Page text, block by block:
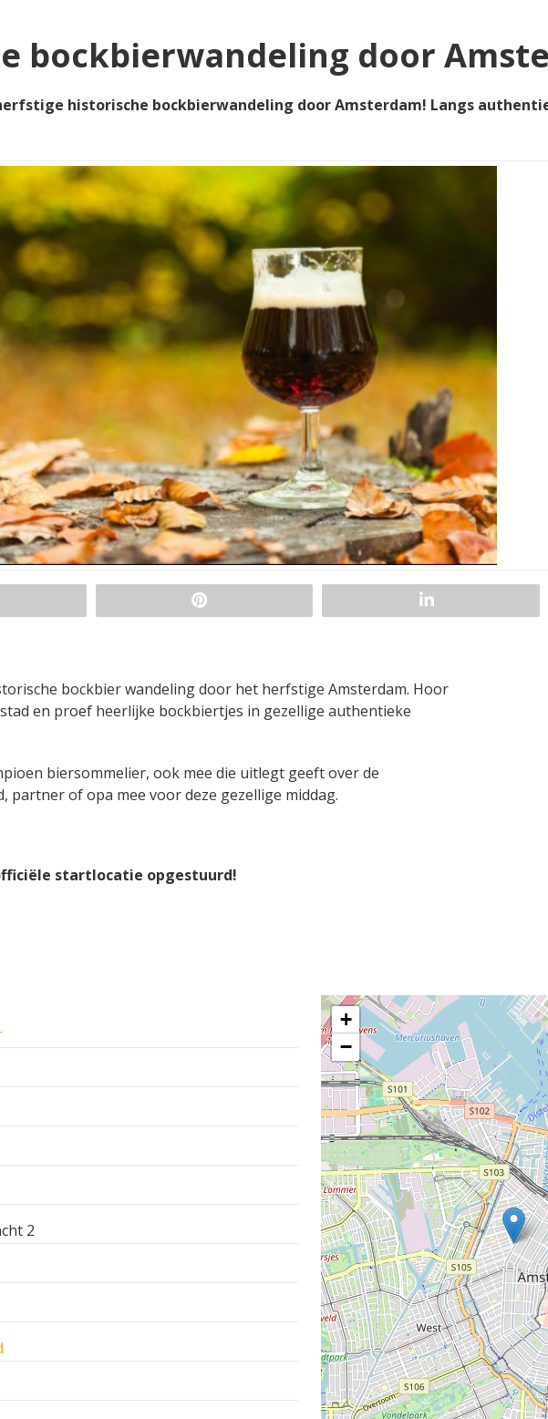
bockbierwandeling door
historische bockbierwandeling door Amsterdam! Langs
bockbier wandeling door het herfstige Amsterdam. Hoor
en proef heerlijke bockbiertjes in gezellige authentieke
biersommelier, ook mee die uitlegt geeft over de
partner of opa mee voor deze gezellige middag.
startlocatie opgestuurd!
2
+
−